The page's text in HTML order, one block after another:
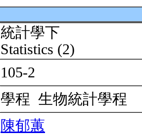
統計學下
Statistics (2)
105-2
學程 生物統計學程
陳郁蕙